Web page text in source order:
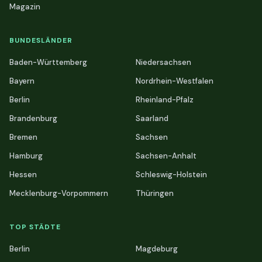
Magazin
BUNDESLÄNDER
Baden-Württemberg
Bayern
Berlin
Brandenburg
Bremen
Hamburg
Hessen
Mecklenburg-Vorpommern
Niedersachsen
Nordrhein-Westfalen
Rheinland-Pfalz
Saarland
Sachsen
Sachsen-Anhalt
Schleswig-Holstein
Thüringen
TOP STÄDTE
Berlin
Magdeburg